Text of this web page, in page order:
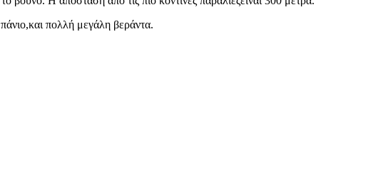
πολλή μεγάλη βεράντα.